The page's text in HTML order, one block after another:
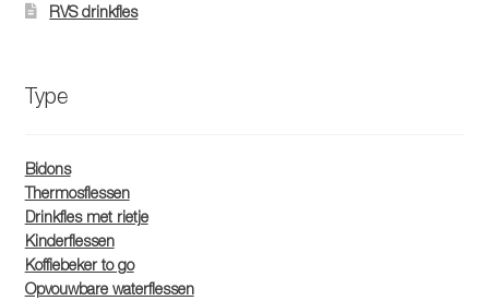
RVS drinkfles
Type
Bidons
Thermosflessen
Drinkfles met rietje
Kinderflessen
Koffiebeker to go
Opvouwbare waterflessen